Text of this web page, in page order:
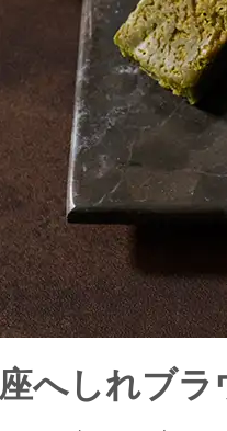
へしれブラ